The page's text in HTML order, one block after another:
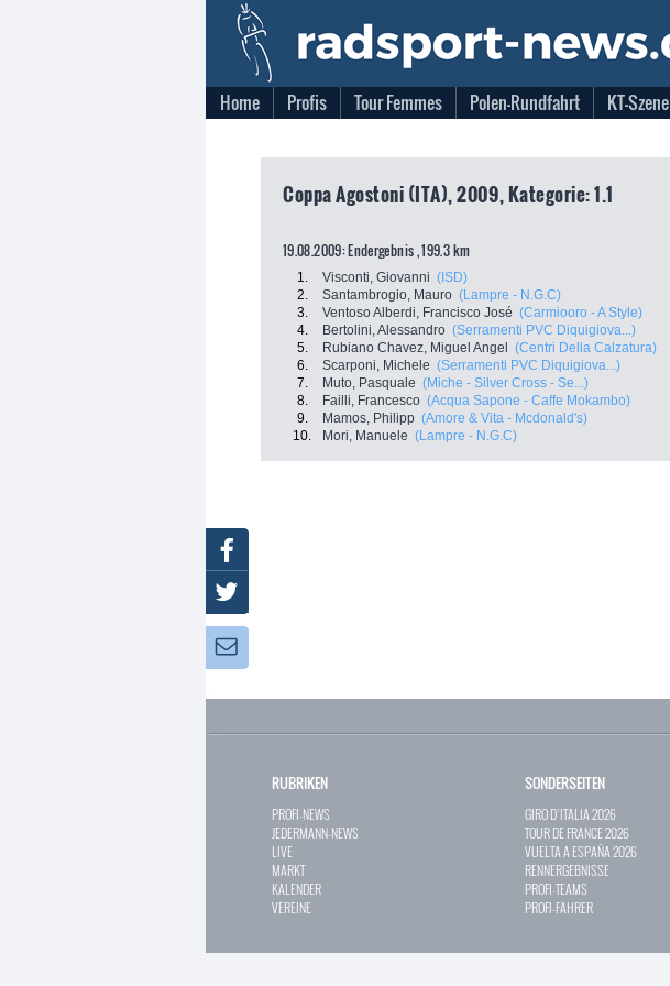
Home Profis Tour Femmes Polen-Rundfahrt KT-Szene
Coppa Agostoni (ITA), 2009, Kategorie: 1.1
19.08.2009: Endergebnis , 199.3 km
1. Visconti, Giovanni (ISD)
2.
Santambrogio, Mauro (Lampre - N.G.C)
3.
Ventoso Alberdi, Francisco José (Carmiooro - A Style)
4.
Bertolini, Alessandro (Serramenti PVC Diquigiova...)
5.
Rubiano Chavez, Miguel Angel (Centri Della Calzatura)
6.
Scarponi, Michele (Serramenti PVC Diquigiova...)
7.
Muto, Pasquale (Miche - Silver Cross - Se...)
8.
Failli, Francesco (Acqua Sapone - Caffe Mokambo)
9.
Mamos, Philipp (Amore & Vita - Mcdonald's)
10.
Mori, Manuele (Lampre - N.G.C)
RUBRIKEN
PROFI-NEWS
JEDERMANN-NEWS
LIVE
MARKT
KALENDER
VEREINE
SONDERSEITEN
GIRO D`ITALIA 2026
TOUR DE FRANCE 2026
VUELTA A ESPAÑA 2026
RENNERGEBNISSE
PROFI-TEAMS
PROFI-FAHRER